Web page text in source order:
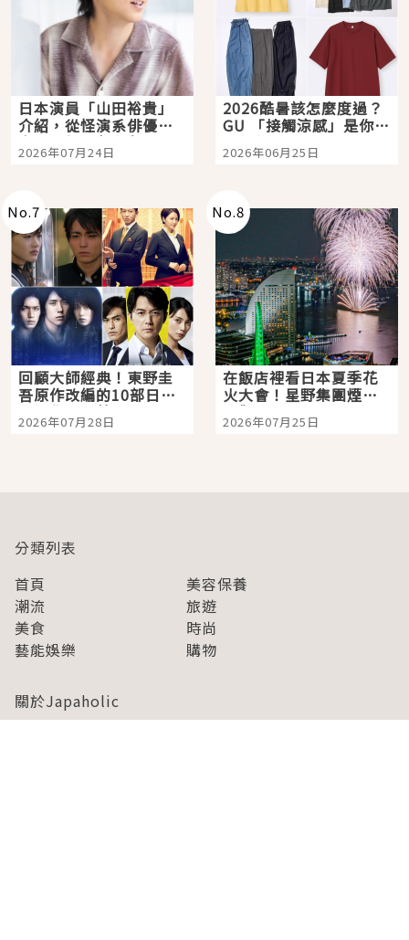
日本演員「山田裕貴」
介紹，從怪演系俳優走
向國民級日劇主角
2026年07月24日
2026酷暑該怎麼度過？
GU 「接觸涼感」是你的
夏日救星
2026年06月25日
No.7
回顧大師經典！東野圭
吾原作改編的10部日本
影視作品推薦
2026年07月28日
No.8
在飯店裡看日本夏季花
火大會！星野集團煙火
景觀飯店6選，讓你不用
人擠人悠閒欣賞
2026年07月25日
分類列表
首頁
美容保養
潮流
旅遊
美食
時尚
藝能娛樂
購物
關於Japaholic